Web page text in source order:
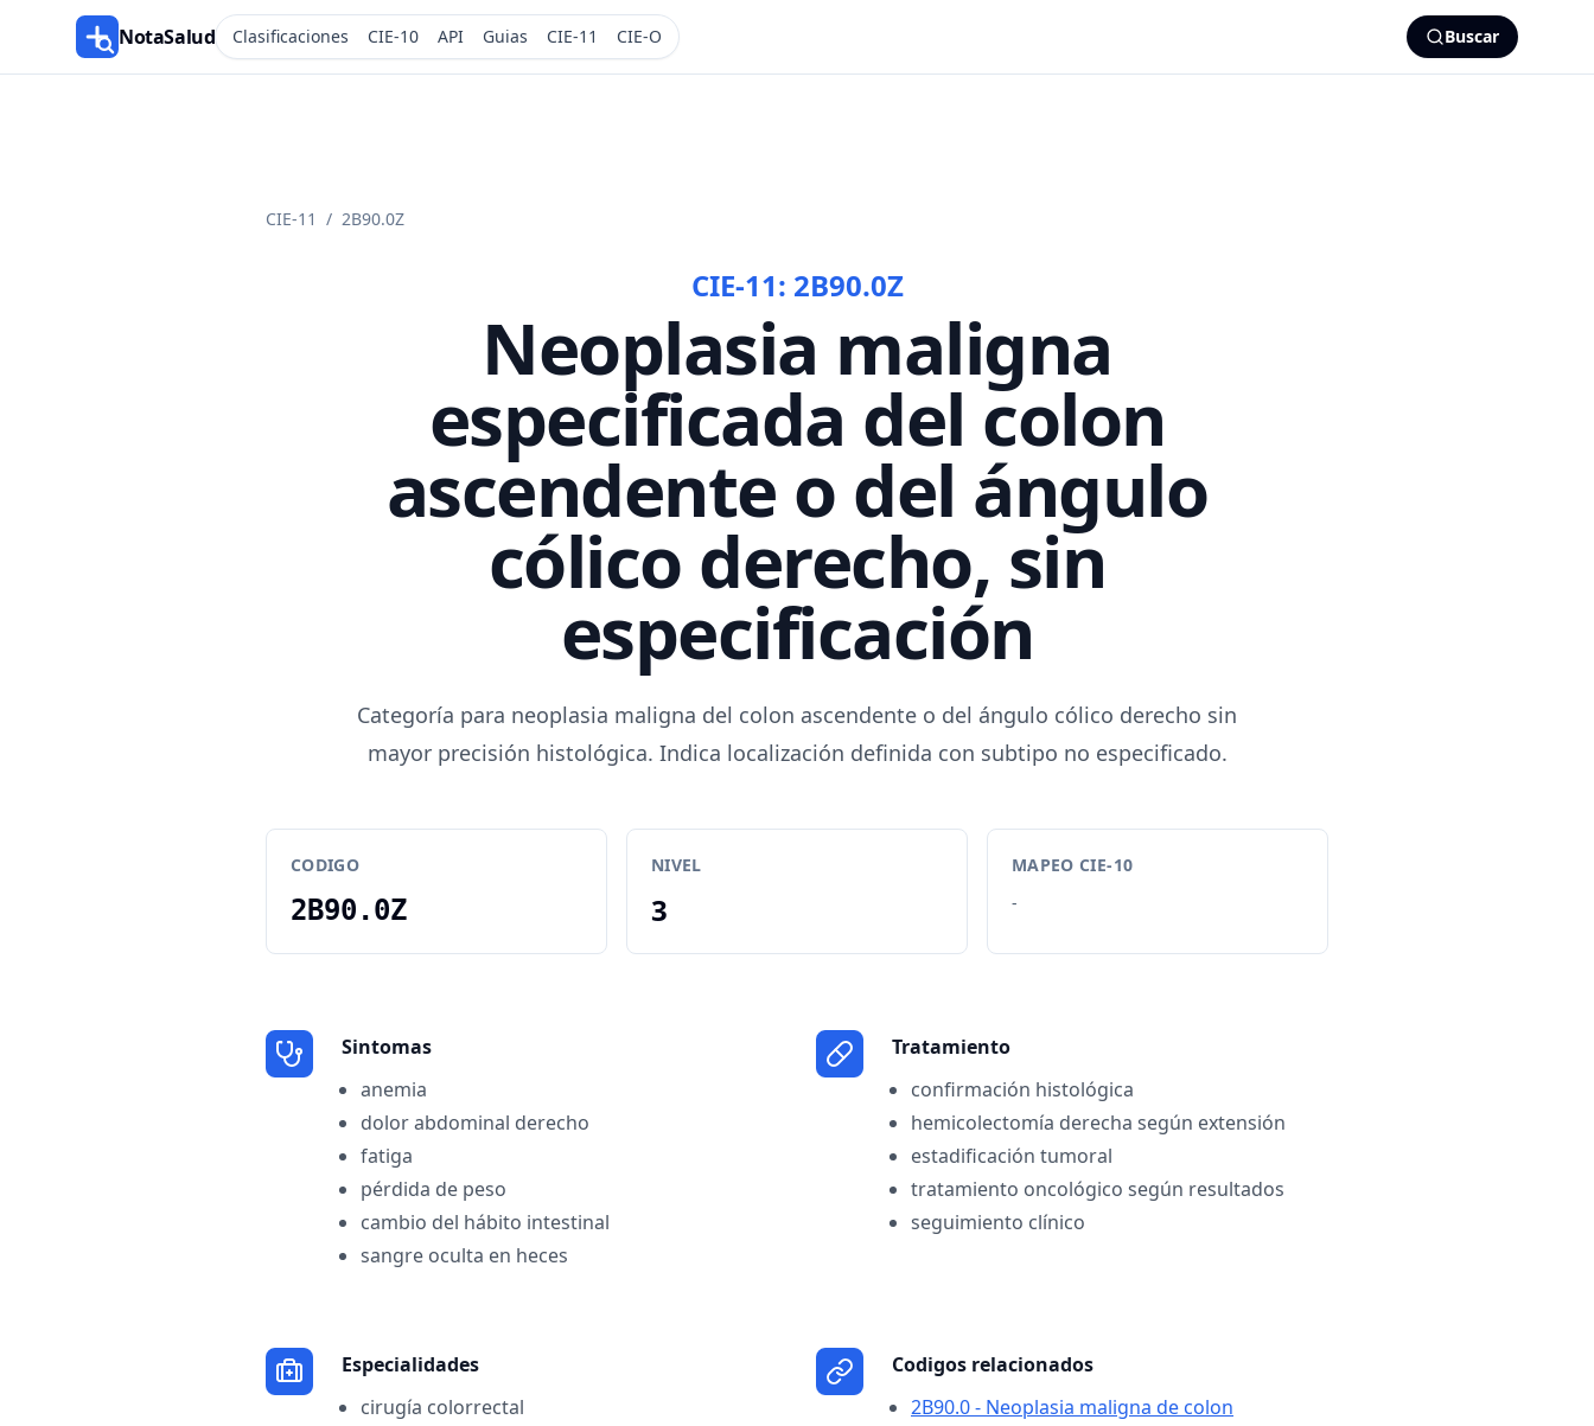
NotaSalud Clasificaciones CIE-10 API Guias CIE-11 CIE-O Buscar
CIE-11 / 2B90.0Z
CIE-11: 2B90.0Z
Neoplasia maligna
especificada del colon
ascendente o del ángulo
cólico derecho, sin
especificación
Categoría para neoplasia maligna del colon ascendente o del ángulo cólico derecho sin
mayor precisión histológica. Indica localización definida con subtipo no especificado.
CODIGO
2B90.0Z
NIVEL
3
MAPEO CIE-10
-
Sintomas
anemia
dolor abdominal derecho
fatiga
pérdida de peso
cambio del hábito intestinal
sangre oculta en heces
Tratamiento
confirmación histológica
hemicolectomía derecha según extensión
estadificación tumoral
tratamiento oncológico según resultados
seguimiento clínico
Especialidades
cirugía colorrectal
Codigos relacionados
2B90.0 - Neoplasia maligna de colon